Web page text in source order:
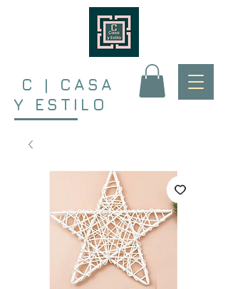
C | CASA
Y ESTILO